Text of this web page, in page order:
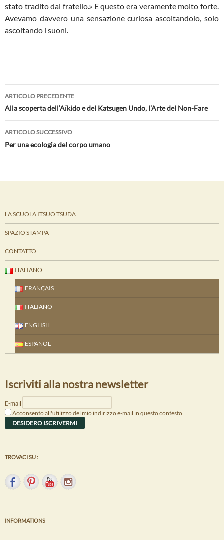
stato tradito dal fratello.» E questo era veramente molto forte.
Avevamo davvero una sensazione curiosa ascoltandolo, solo
ascoltando i suoni.
Navigazione
articolo
ARTICOLO PRECEDENTE
Alla scoperta dell’Aïkido e del Katsugen Undo, l’Arte del Non-Fare
ARTICOLO SUCCESSIVO
Per una ecologia del corpo umano
LA SCUOLA ITSUO TSUDA
SPAZIO STAMPA
CONTATTO
ITALIANO
FRANÇAIS
ITALIANO
ENGLISH
ESPAÑOL
Iscriviti alla nostra newsletter
E-mail
Acconsento all'utilizzo del mio indirizzo e-mail in questo contesto
TROVACI SU :
INFORMATIONS